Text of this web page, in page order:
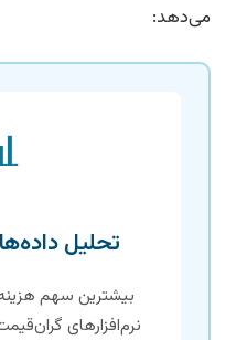
می‌دهد:
تحلیل
بیشترین سهم